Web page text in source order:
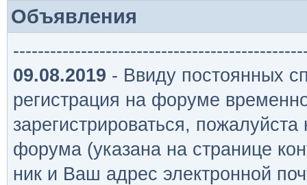
Объявления
09.08.2019 - Ввиду постоянных
регистрация на форуме
зарегистрироваться,
форума (указана на странице
ник и Ваш адрес электронной